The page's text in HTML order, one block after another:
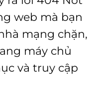
web mà bạn
mạng chặn,
máy chủ
và truy cập